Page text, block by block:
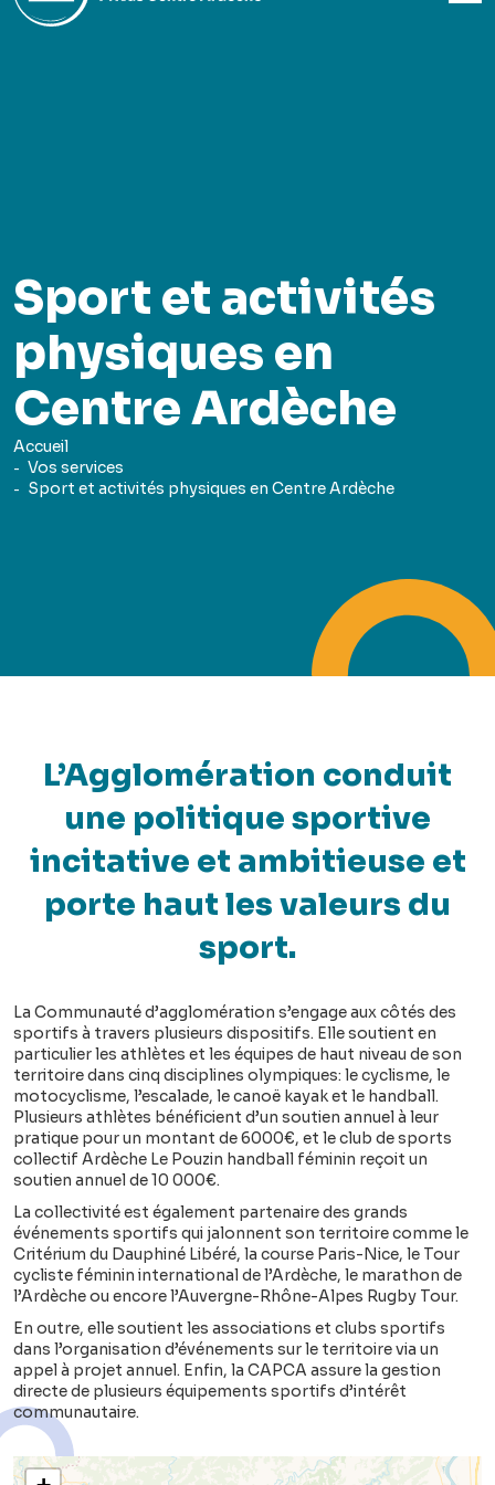
Sport et activités
physiques en
Centre Ardèche
Accueil
Vos services
Sport et activités physiques en Centre Ardèche
L’Agglomération conduit
une politique sportive
incitative et ambitieuse et
porte haut les valeurs du
sport.
La Communauté d’agglomération s’engage aux côtés des
sportifs à travers plusieurs dispositifs. Elle soutient en
particulier les athlètes et les équipes de haut niveau de son
territoire dans cinq disciplines olympiques: le cyclisme, le
motocyclisme, l’escalade, le canoë kayak et le handball.
Plusieurs athlètes bénéficient d’un soutien annuel à leur
pratique pour un montant de 6000€, et le club de sports
collectif Ardèche Le Pouzin handball féminin reçoit un
soutien annuel de 10 000€.
La collectivité est également partenaire des grands
événements sportifs qui jalonnent son territoire comme le
Critérium du Dauphiné Libéré, la course Paris-Nice, le Tour
cycliste féminin international de l’Ardèche, le marathon de
l’Ardèche ou encore l’Auvergne-Rhône-Alpes Rugby Tour.
En outre, elle soutient les associations et clubs sportifs
dans l’organisation d’événements sur le territoire via un
appel à projet annuel. Enfin, la CAPCA assure la gestion
directe de plusieurs équipements sportifs d’intérêt
communautaire.